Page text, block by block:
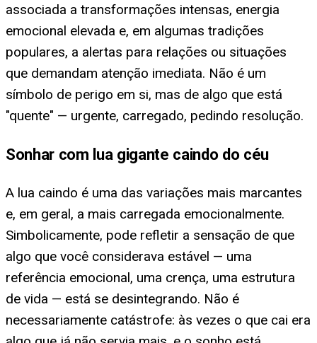
associada a transformações intensas, energia
emocional elevada e, em algumas tradições
populares, a alertas para relações ou situações
que demandam atenção imediata. Não é um
símbolo de perigo em si, mas de algo que está
"quente" — urgente, carregado, pedindo resolução.
Sonhar com lua gigante caindo do céu
A lua caindo é uma das variações mais marcantes
e, em geral, a mais carregada emocionalmente.
Simbolicamente, pode refletir a sensação de que
algo que você considerava estável — uma
referência emocional, uma crença, uma estrutura
de vida — está se desintegrando. Não é
necessariamente catástrofe: às vezes o que cai era